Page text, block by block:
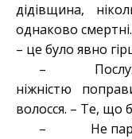
дідівщина,
однаково
– це було явно
– Послухай,
ніжністю
волосся. – Те, що
– Не